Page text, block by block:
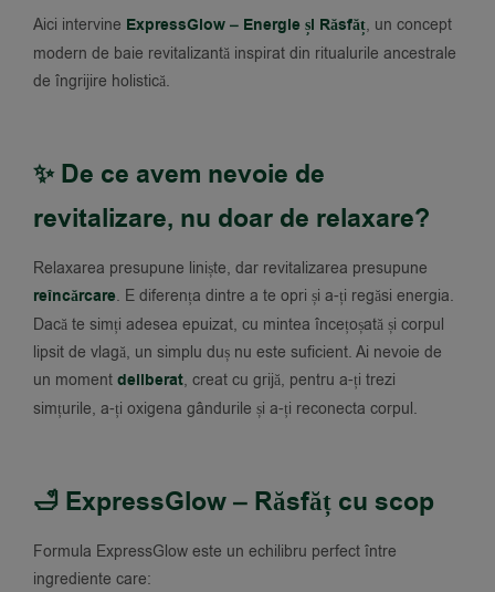
Aici intervine ExpressGlow – Energie și Răsfăț, un concept
modern de baie revitalizantă inspirat din ritualurile ancestrale
de îngrijire holistică.
✨ De ce avem nevoie de
revitalizare, nu doar de relaxare?
Relaxarea presupune liniște, dar revitalizarea presupune
reîncărcare. E diferența dintre a te opri și a-ți regăsi energia.
Dacă te simți adesea epuizat, cu mintea încețoșată și corpul
lipsit de vlagă, un simplu duș nu este suficient. Ai nevoie de
un moment deliberat, creat cu grijă, pentru a-ți trezi
simțurile, a-ți oxigena gândurile și a-ți reconecta corpul.
🛁 ExpressGlow – Răsfăț cu scop
Formula ExpressGlow este un echilibru perfect între
ingrediente care: